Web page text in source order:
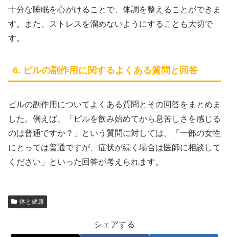
十分な睡眠を心がけることで、体調を整えることができま
す。また、ストレスを溜めないようにすることも大切で
す。
6. ピルの副作用に関するよくある質問と回答
ピルの副作用についてよくある質問とその回答をまとめま
した。例えば、「ピルを飲み始めてから息苦しさを感じる
のは普通ですか？」という質問に対しては、「一部の女性
にとっては普通ですが、症状が続く場合は医師に相談して
ください」といった回答が考えられます。
体と健康
シェアする